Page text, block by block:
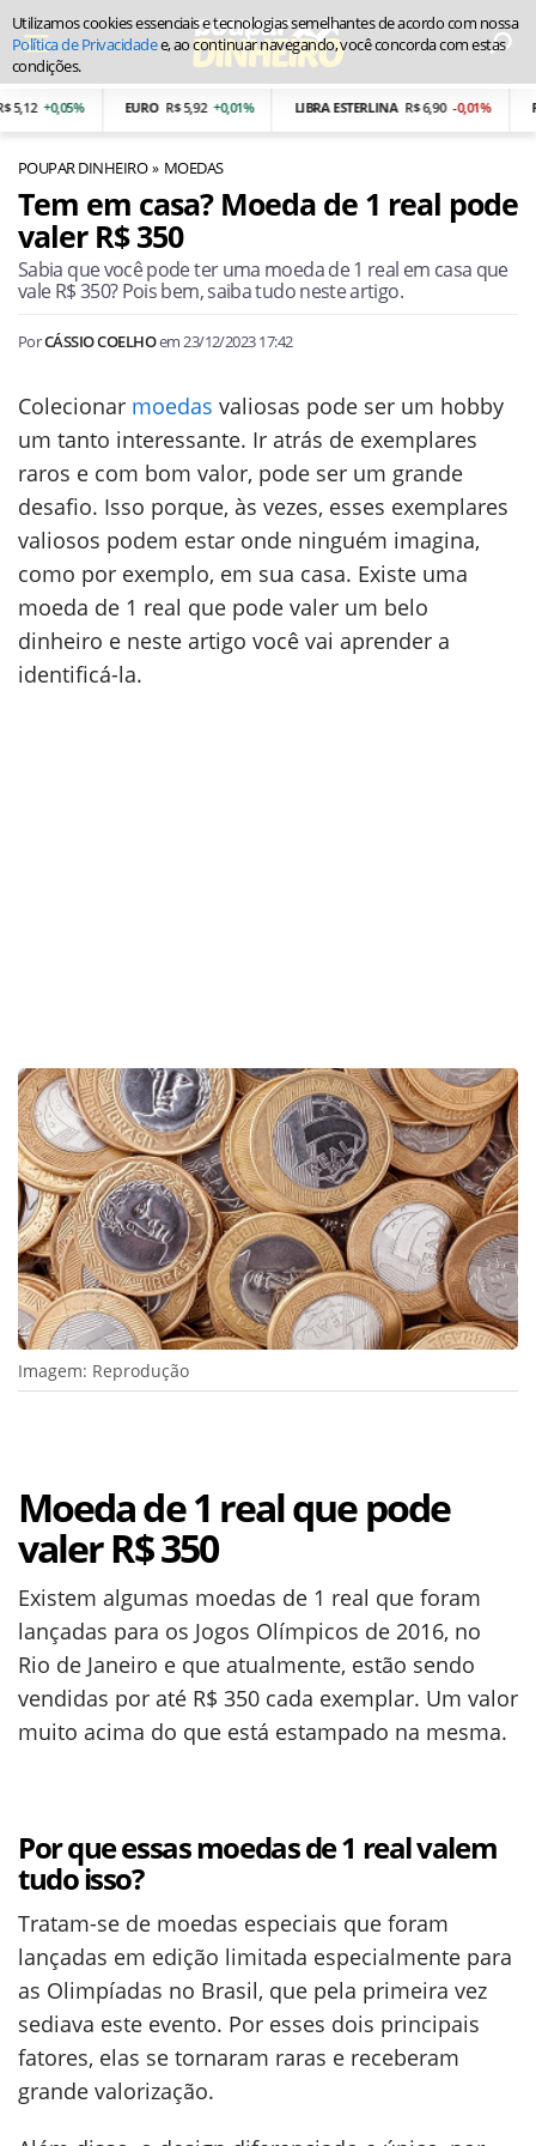
+0,05% EURO R$ 5,92 +0,01% LIBRA ESTERLINA R$ 6,90 -0,01%
POUPAR DINHEIRO MOEDAS
Tem em casa? Moeda de 1 real pode
valer R$ 350
Sabia que você pode ter uma moeda de 1 real em casa que
vale R$ 350? Pois bem, saiba tudo neste artigo.
PorCÁSSIO COELHOem23/12/2023 17:42
Colecionar moedas valiosas pode ser um hobby
um tanto interessante. Ir atrás de exemplares
raros e com bom valor, pode ser um grande
desafio. Isso porque, às vezes, esses exemplares
valiosos podem estar onde ninguém imagina,
como por exemplo, em sua casa. Existe uma
moeda de 1 real que pode valer um belo
dinheiro e neste artigo você vai aprender a
identificá-la.
Imagem: Reprodução
Moeda de 1 real que pode
valer R$ 350
Existem algumas moedas de 1 real que foram
lançadas para os Jogos Olímpicos de 2016, no
Rio de Janeiro e que atualmente, estão sendo
vendidas por até R$ 350 cada exemplar. Um valor
muito acima do que está estampado na mesma.
Por que essas moedas de 1 real valem
tudo isso?
Tratam-se de moedas especiais que foram
lançadas em edição limitada especialmente para
as Olimpíadas no Brasil, que pela primeira vez
sediava este evento. Por esses dois principais
fatores, elas se tornaram raras e receberam
grande valorização.
Utilizamos cookies essenciais e tecnologias semelhantes de acordo com nossa
Política de Privacidadee, ao continuar navegando, você concorda com estas
condições.